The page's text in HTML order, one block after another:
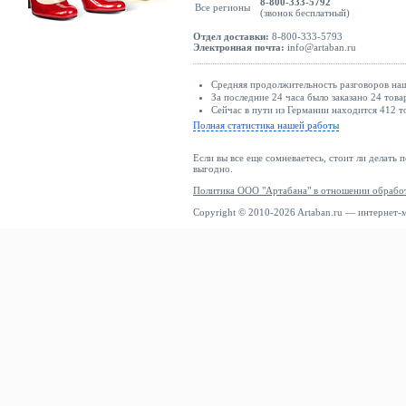
Все регионы
(звонок бесплатный)
Отдел доставки: 8-800-333-5793
Электронная почта: info@artaban.ru
Средняя продолжительность разговоров
За последние 24 часа было заказано 24
Сейчас в пути из Германии находится 412
Полная статистика нашей работы
Если вы все еще сомневаетесь, стоит ли делать
выгодно.
Политика ООО "Артабана" в отношении
Copyright © 2010-2026 Artaban.ru — интернет-